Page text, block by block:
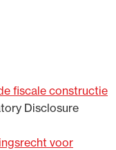
fiscale constructie
Disclosure
voor